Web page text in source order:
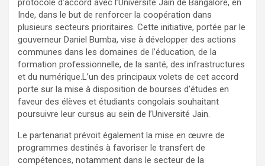
protocole d’accord avec l’Université Jain de Bangalore, en
Inde, dans le but de renforcer la coopération dans
plusieurs secteurs prioritaires. Cette initiative, portée par le
gouverneur Daniel Bumba, vise à développer des actions
communes dans les domaines de l’éducation, de la
formation professionnelle, de la santé, des infrastructures
et du numérique.L’un des principaux volets de cet accord
porte sur la mise à disposition de bourses d’études en
faveur des élèves et étudiants congolais souhaitant
poursuivre leur cursus au sein de l’Université Jain.
Le partenariat prévoit également la mise en œuvre de
programmes destinés à favoriser le transfert de
compétences, notamment dans le secteur de la